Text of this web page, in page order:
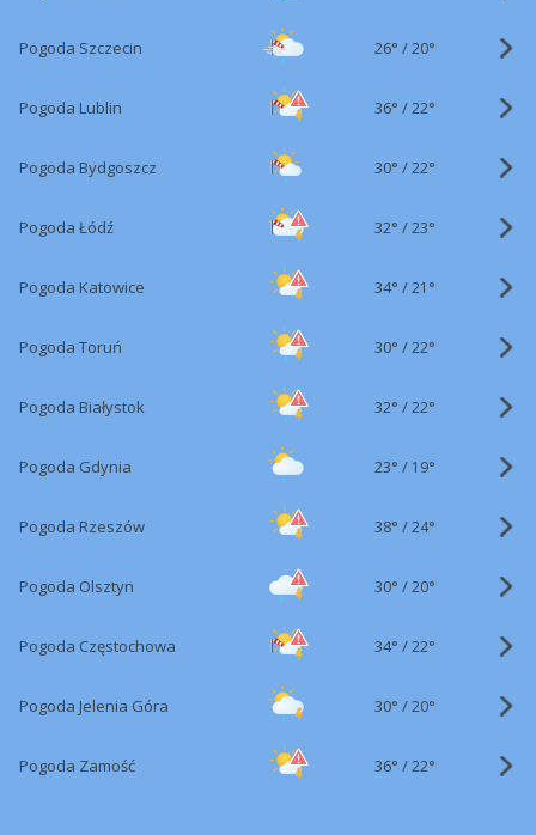
Pogoda Szczecin 26° /20°
Pogoda Lublin 36° /22°
Pogoda Bydgoszcz 30° /22°
Pogoda Łódź 32° /23°
Pogoda Katowice 34° /21°
Pogoda Toruń 30° /22°
Pogoda Białystok 32° /22°
Pogoda Gdynia 23° / 19°
Pogoda Rzeszów 38° /24°
Pogoda Olsztyn 30° /20°
Pogoda Częstochowa 34° /22°
Pogoda Jelenia Góra 30° /20°
Pogoda Zamość 36° /22°